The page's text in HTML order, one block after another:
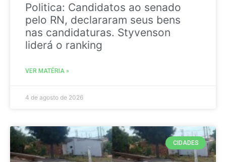
Politica: Candidatos ao senado
pelo RN, declararam seus bens
nas candidaturas. Styvenson
liderá o ranking
VER MATÉRIA »
4 de agosto de 2026
CIDADES